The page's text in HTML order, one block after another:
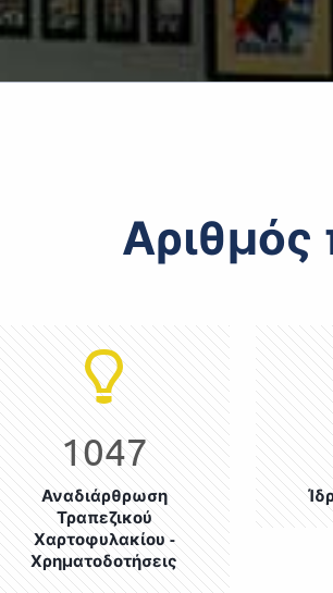
Αριθμός
1047
Αναδιάρθρωση
Τραπεζικού
Χαρτοφυλακίου -
Χρηματοδοτήσεις